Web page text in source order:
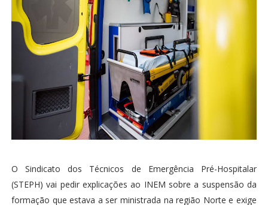
O Sindicato dos Técnicos de Emergência Pré-Hospitalar
(STEPH) vai pedir explicações ao INEM sobre a suspensão da
formação que estava a ser ministrada na região Norte e exige